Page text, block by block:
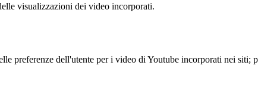
visualizzazioni dei video incorporati.
preferenze dell'utente per i video di Youtube incorporati nei